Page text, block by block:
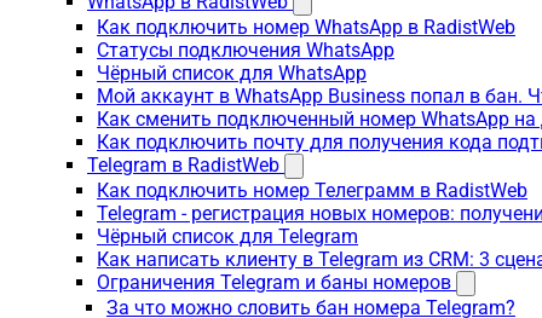
Как подключить номер WhatsApp в RadistWeb
Статусы подключения WhatsApp
Чёрный список для WhatsApp
Мой аккаунт в WhatsApp Business попал в бан.
Как сменить подключенный номер WhatsApp на
Как подключить почту для получения кода
Telegram в RadistWeb
Как подключить номер Телеграмм в RadistWeb
Telegram - регистрация новых номеров:
Чёрный список для Telegram
Как написать клиенту в Telegram из CRM: 3
Ограничения Telegram и баны номеров
За что можно словить бан номера Telegram?